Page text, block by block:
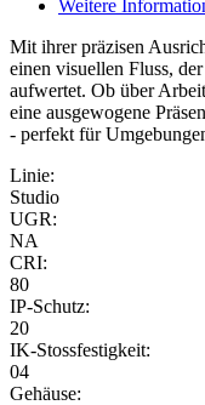
Weitere
Mit ihrer präzisen
einen visuellen Fluss,
aufwertet. Ob über
eine ausgewogene
- perfekt für
Linie:
Studio
UGR:
NA
CRI:
80
IP-Schutz:
20
IK-Stossfestigkeit:
04
Gehäuse: